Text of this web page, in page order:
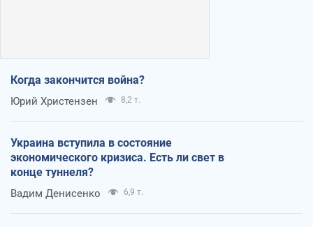
Когда закончится война?
Юрий Христензен 8,2 т.
Украина вступила в состояние
экономического кризиса. Есть ли свет в
конце туннеля?
Вадим Денисенко 6,9 т.